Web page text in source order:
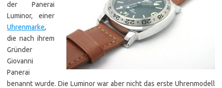
der Panerai
Luminor, einer
Uhrenmarke,
die nach ihrem
Gründer
Giovanni
Panerai
benannt wurde. Die Luminor war aber nicht das erste Uhrenmodell